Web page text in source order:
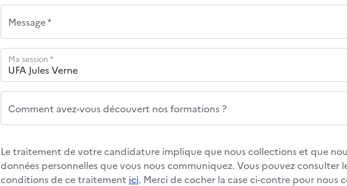
Message *
Ma session *
Comment avez-vous découvert nos formations ?
Le traitement de votre candidature implique que nous collections et que
données personnelles que vous nous communiquez. Vous pouvez consulter
conditions de ce traitement ici. Merci de cocher la case ci-contre pour nous